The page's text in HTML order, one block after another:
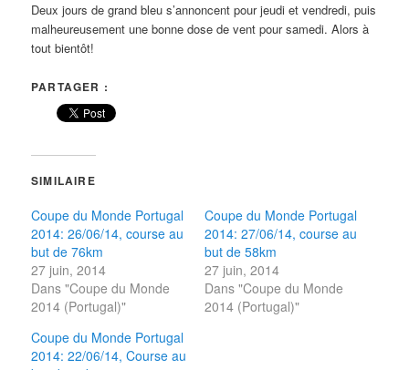
Deux jours de grand bleu s’annoncent pour jeudi et vendredi, puis
malheureusement une bonne dose de vent pour samedi. Alors à
tout bientôt!
PARTAGER :
SIMILAIRE
Coupe du Monde Portugal
2014: 26/06/14, course au
but de 76km
27 juin, 2014
Dans "Coupe du Monde
2014 (Portugal)"
Coupe du Monde Portugal
2014: 27/06/14, course au
but de 58km
27 juin, 2014
Dans "Coupe du Monde
2014 (Portugal)"
Coupe du Monde Portugal
2014: 22/06/14, Course au